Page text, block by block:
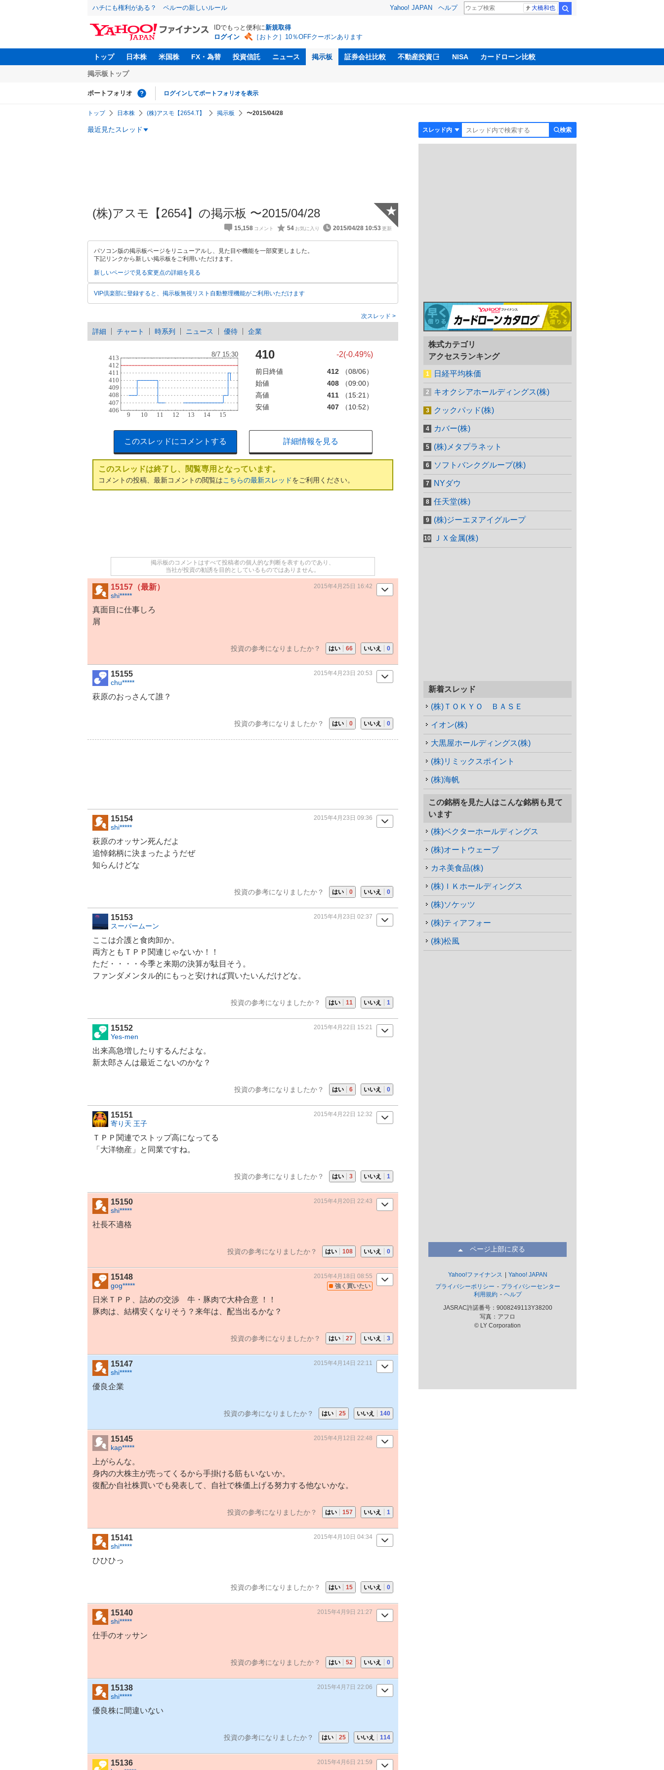
ハチにも権利がある？ ペルーの新しいルール Yahoo! JAPAN ヘルプ 大橋和也
IDでもっと便利に新規取得
ログイン
［おトク］10％OFFクーポンあります
トップ 日本株 米国株 FX・為替 投資信託 ニュース 掲示板 証券会社比較 不動産投資 NISA カードローン比較
掲示板トップ
ポートフォリオ ログインしてポートフォリオを表示
トップ 日本株 (株)アスモ【2654.T】 掲示板 〜2015/04/28
最近見たスレッド 検索
(株)アスモ【2654】の掲示板 〜2015/04/28
15,158 54 2015/04/28 10:53
★
パソコン版の掲示板ページをリニューアルし、見た目や機能を一部変更しました。
下記リンクから新しい掲示板をご利用いただけます。
新しいページで見る変更点の詳細を見る
VIP倶楽部に登録すると、掲示板無視リスト自動整理機能がご利用いただけます
次スレッド
詳細 チャート 時系列 ニュース 優待 企業
410 -2(-0.49%)
前日終値 412
（08/06）
始値
408
（09:00）
高値
411
（15:21）
安値
407 （10:52）
このスレッドにコメントする 詳細情報を見る
このスレッドは終了し、閲覧専用となっています。
コメントの投稿、最新コメントの閲覧はこちらの最新スレッドをご利用ください。
掲示板のコメントはすべて投稿者の個人的な判断を表すものであり、
当社が投資の勧誘を目的としているものではありません。
15157（最新）
shi*****
2015年4月25日 16:42
真面目に仕事しろ
屑
投資の参考になりましたか？ はい 66 いいえ 0
15155
chu*****
2015年4月23日 20:53
萩原のおっさんて誰？
投資の参考になりましたか？ はい 0 いいえ 0
15154
shi*****
2015年4月23日 09:36
萩原のオッサン死んだよ
追悼銘柄に決まったようだぜ
知らんけどな
投資の参考になりましたか？ はい 0 いいえ 0
15153
スーパームーン
2015年4月23日 02:37
ここは介護と食肉卸か。
両方ともＴＰＰ関連じゃないか！！
ただ・・・・今季と来期の決算が駄目そう。
ファンダメンタル的にもっと安ければ買いたいんだけどな。
投資の参考になりましたか？ はい 11 いいえ 1
15152
Yes-men
2015年4月22日 15:21
出来高急増したりするんだよな。
新太郎さんは最近こないのかな？
投資の参考になりましたか？ はい 6 いいえ 0
15151
寄り天 王子
2015年4月22日 12:32
ＴＰＰ関連でストップ高になってる
「大洋物産」と同業ですね。
投資の参考になりましたか？ はい 3 いいえ 1
15150
shi*****
2015年4月20日 22:43
社長不適格
投資の参考になりましたか？ はい 108 いいえ 0
15148
gog***** 強く買いたい
2015年4月18日 08:55
日米ＴＰＰ、詰めの交渉 牛・豚肉で大枠合意 ！！
豚肉は、結構安くなりそう？来年は、配当出るかな？
投資の参考になりましたか？ はい 27 いいえ 3
15147
shi*****
2015年4月14日 22:11
優良企業
投資の参考になりましたか？ はい 25 いいえ 140
15145
kap*****
2015年4月12日 22:48
上がらんな。
身内の大株主が売ってくるから手掛ける筋もいないか。
復配か自社株買いでも発表して、自社で株価上げる努力する他ないかな。
投資の参考になりましたか？ はい 157 いいえ 1
15141
shi*****
2015年4月10日 04:34
ひひひっ
投資の参考になりましたか？ はい 15 いいえ 0
15140
shi*****
2015年4月9日 21:27
仕手のオッサン
投資の参考になりましたか？ はい 52 いいえ 0
15138
shi*****
2015年4月7日 22:06
優良株に間違いない
投資の参考になりましたか？ はい 25 いいえ 114
15136 2015年4月6日 21:59
株式カテゴリ
アクセスランキング
日経平均株価
キオクシアホールディングス(株)
クックパッド(株)
カバー(株)
(株)メタプラネット
ソフトバンクグループ(株)
NYダウ
任天堂(株)
(株)ジーエヌアイグループ
ＪＸ金属(株)
新着スレッド
(株)ＴＯＫＹＯ ＢＡＳＥ
イオン(株)
大黒屋ホールディングス(株)
(株)リミックスポイント
(株)海帆
この銘柄を見た人はこんな銘柄も見て
います
(株)ベクターホールディングス
(株)オートウェーブ
カネ美食品(株)
(株)ＩＫホールディングス
(株)ソケッツ
(株)ティアフォー
(株)松風
ページ上部に戻る
Yahoo!ファイナンス
Yahoo! JAPAN
プライバシーポリシー
プライバシーセンター
利用規約
ヘルプ
JASRAC許諾番号：9008249113Y38200
写真：アフロ
© LY Corporation